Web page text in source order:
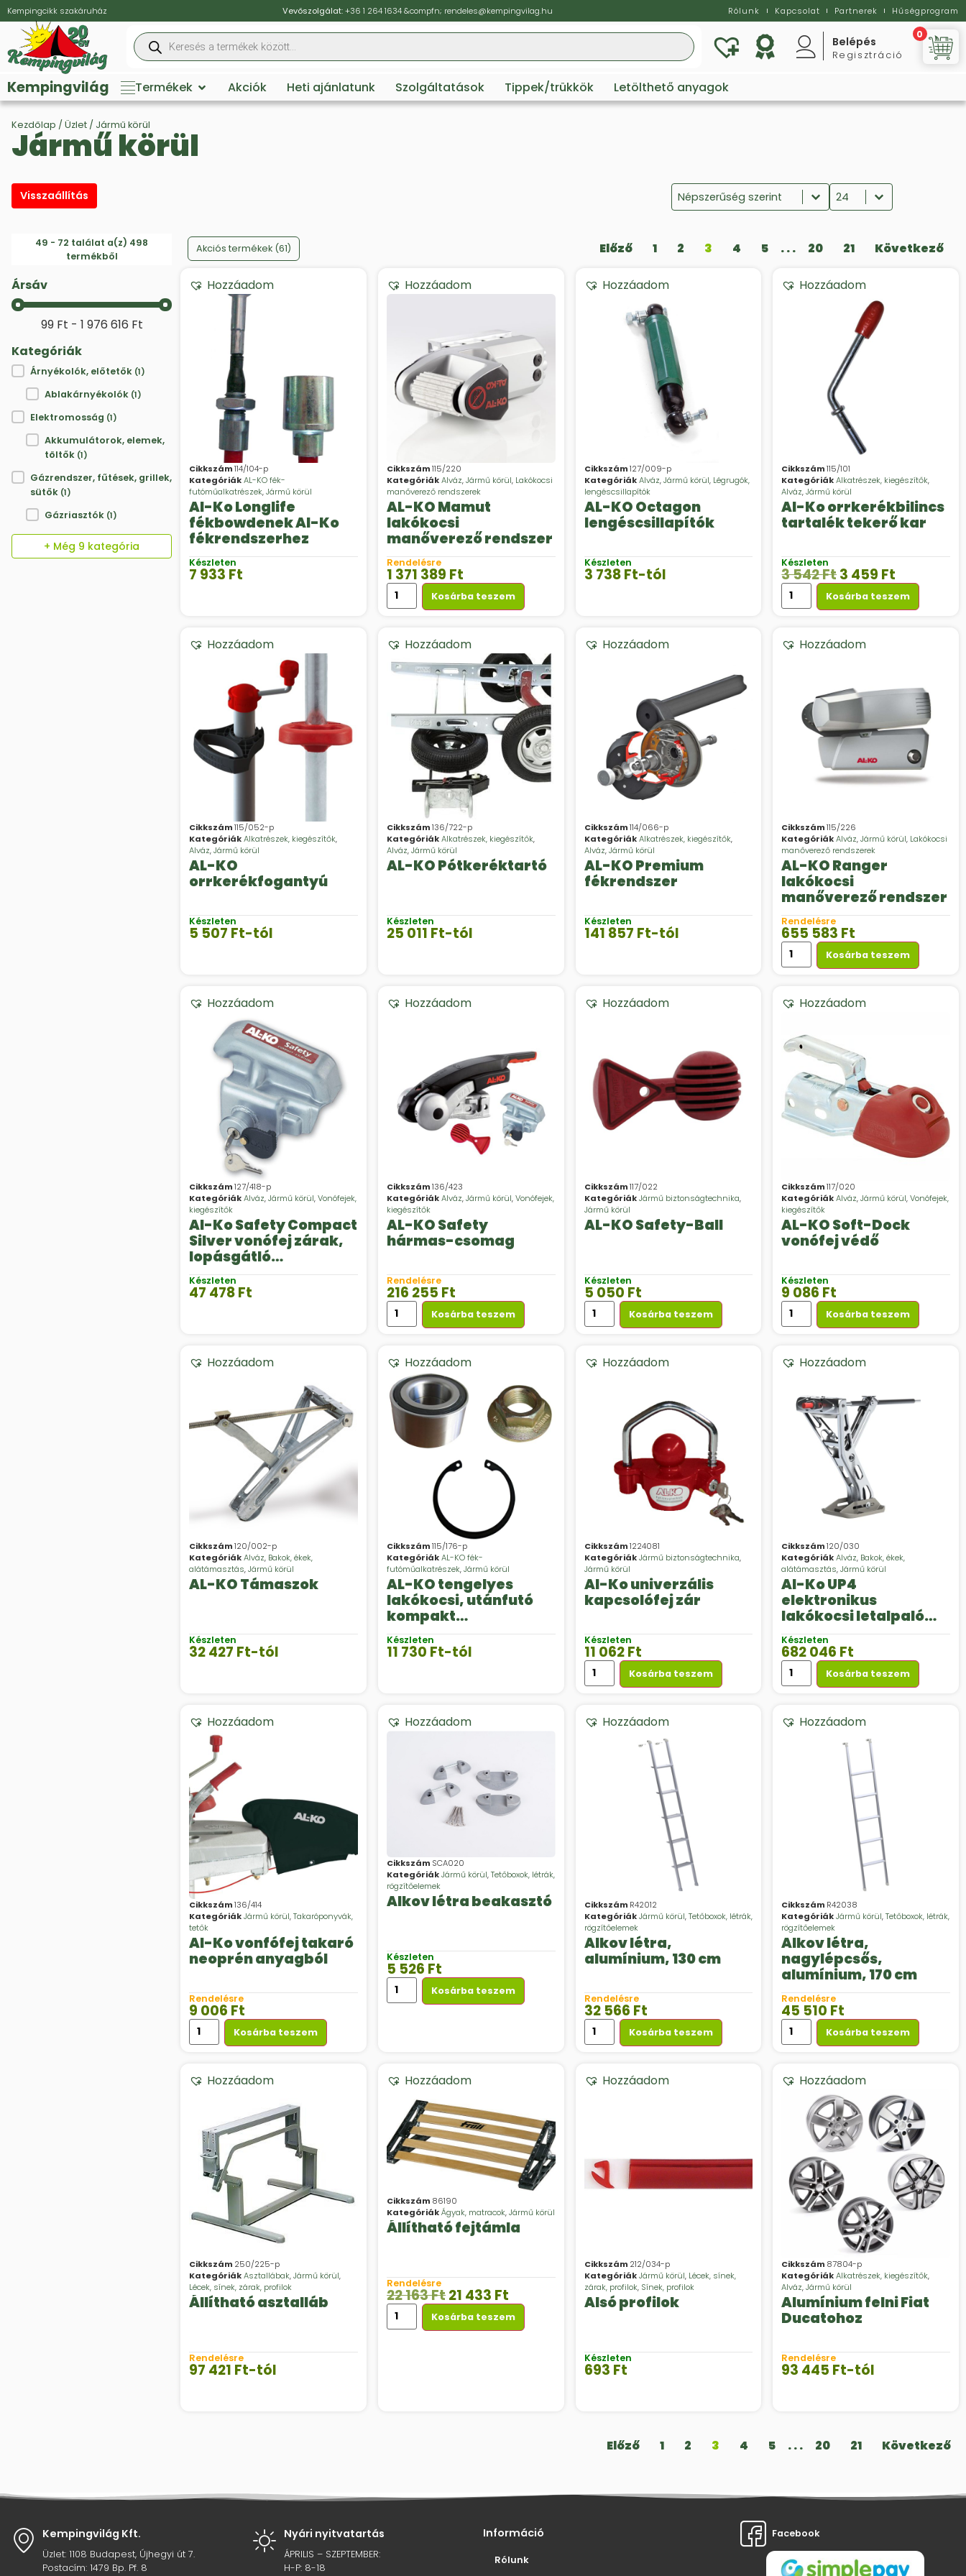
Kempingcikk szakáruház Vevőszolgálat: +36 1 264 1634&compfn; rendeles@kempingvilag.hu Rólunk Kapcsolat Partnerek Hűségprogram
Belépés
Regisztráció
0
Kempingvilág Termékek Akciók Heti ajánlatunk Szolgáltatások Tippek/trükkök Letölthető anyagok
Kezdőlap / Üzlet / Jármű körül
Jármű körül
Visszaállítás Sort
Sort content
Népszerűség szerint
Sort content Select number per
24
Select number per page
49 - 72 találat a(z) 498
termékből
Ársáv
Ársáv
99 Ft - 1 976 616 Ft
Kategóriák
Kategóriák
Árnyékolók, előtetők (1)
Ablakárnyékolók (1)
Elektromosság (1)
Akkumulátorok, elemek,
töltők (1)
Gázrendszer, fűtések, grillek,
sütők (1)
Gázriasztók (1)
+ Még 9 kategória
Products on sale
Akciós termékek (61) Előző 1 2 3 4 5 . . . 20 21 Következő
Hozzáadom
Cikkszám114/104-p
Kategóriák AL-KO fék-
futóműalkatrészek,Jármű körül
Al-Ko Longlife
fékbowdenek Al-Ko
fékrendszerhez
Készleten
7 933 Ft
Hozzáadom
Cikkszám115/220
KategóriákAlváz,Jármű körül, Lakókocsi
manőverező rendszerek
AL-KO Mamut
lakókocsi
manőverező rendszer
Rendelésre
1 371 389 Ft
Kosárba teszem
Hozzáadom
Cikkszám127/009-p
Kategóriák Alváz,Jármű körül, Légrugók,
lengéscsillapítók
AL-KO Octagon
lengéscsillapítók
Készleten
3 738Ft-tól
Hozzáadom
Cikkszám115/101
Kategóriák Alkatrészek, kiegészítők,
Alváz,Jármű körül
Al-Ko orrkerékbilincs
tartalék tekerő kar
Készleten
3 542Ft3 459 Ft
Kosárba teszem
Hozzáadom
Cikkszám115/052-p
Kategóriák Alkatrészek, kiegészítők,
Alváz,Jármű körül
AL-KO
orrkerékfogantyú
Készleten
5 507 Ft-tól
Hozzáadom
Cikkszám136/722-p
KategóriákAlkatrészek, kiegészítők,
Alváz,Jármű körül
AL-KO Pótkeréktartó
Készleten
25 011 Ft-tól
Hozzáadom
Cikkszám114/066-p
Kategóriák Alkatrészek, kiegészítők,
Alváz,Jármű körül
AL-KO Premium
fékrendszer
Készleten
141 857 Ft-tól
Hozzáadom
Cikkszám115/226
Kategóriák Alváz,Jármű körül, Lakókocsi
manőverező rendszerek
AL-KO Ranger
lakókocsi
manőverező rendszer
Rendelésre
655 583 Ft
Kosárba teszem
Hozzáadom
Cikkszám127/418-p
Kategóriák Alváz,Jármű körül,Vonófejek,
kiegészítők
Al-Ko Safety Compact
Silver vonófej zárak,
lopásgátló
rendszerek
Készleten
47 478Ft
Hozzáadom
Cikkszám136/423
KategóriákAlváz,Jármű körül,Vonófejek,
kiegészítők
AL-KO Safety
hármas-csomag
Rendelésre
216 255 Ft
Kosárba teszem
Hozzáadom
Cikkszám117/022
Kategóriák Jármű biztonságtechnika,
Jármű körül
AL-KO Safety-Ball
Készleten
5 050 Ft
Kosárba teszem
Hozzáadom
Cikkszám117/020
Kategóriák Alváz,Jármű körül,Vonófejek,
kiegészítők
AL-KO Soft-Dock
vonófej védő
Készleten
9 086 Ft
Kosárba teszem
Hozzáadom
Cikkszám120/002-p
Kategóriák Alváz, Bakok, ékek,
alátámasztás,Jármű körül
AL-KO Támaszok
Készleten
32 427 Ft-tól
Hozzáadom
Cikkszám115/176-p
KategóriákAL-KO fék-
futóműalkatrészek,Jármű körül
AL-KO tengelyes
lakókocsi, utánfutó
kompakt
kerékagycsapágy-
készlete
Készleten
11 730 Ft-tól
Hozzáadom
Cikkszám1224081
Kategóriák Jármű biztonságtechnika,
Jármű körül
Al-Ko univerzális
kapcsolófej zár
Készleten
11 062Ft
Kosárba teszem
Hozzáadom
Cikkszám120/030
Kategóriák Alváz, Bakok, ékek,
alátámasztás,Jármű körül
Al-Ko UP4
elektronikus
lakókocsi letalpaló
készlet
Készleten
682 046 Ft
Kosárba teszem
Hozzáadom
Cikkszám136/414
Kategóriák Jármű körül,Takaróponyvák,
tetők
Al-Ko vonfófej takaró
neoprén anyagból
Rendelésre
9 006 Ft
Kosárba teszem
Hozzáadom
Cikkszám SCA020
KategóriákJármű körül,Tetőboxok, létrák,
rögzítőelemek
Alkov létra beakasztó
Készleten
5 526 Ft
Kosárba teszem
Hozzáadom
Cikkszám R42012
Kategóriák Jármű körül,Tetőboxok, létrák,
rögzítőelemek
Alkov létra,
alumínium, 130 cm
Rendelésre
32 566 Ft
Kosárba teszem
Hozzáadom
Cikkszám R42038
Kategóriák Jármű körül,Tetőboxok, létrák,
rögzítőelemek
Alkov létra,
nagylépcsős,
alumínium, 170 cm
Rendelésre
45 510 Ft
Kosárba teszem
Hozzáadom
Cikkszám 250/225-p
Kategóriák Asztallábak,Jármű körül,
Lécek, sínek, zárak, profilok
Állítható asztalláb
Rendelésre
97 421 Ft-tól
Hozzáadom
Cikkszám 86190
KategóriákÁgyak, matracok,Jármű körül
Állítható fejtámla
Rendelésre
22 163Ft21 433 Ft
Kosárba teszem
Hozzáadom
Cikkszám 212/034-p
Kategóriák Jármű körül, Lécek, sínek,
zárak, profilok, Sínek, profilok
Alsó profilok
Készleten
693 Ft
Hozzáadom
Cikkszám 87804-p
Kategóriák Alkatrészek, kiegészítők,
Alváz,Jármű körül
Alumínium felni Fiat
Ducatohoz
Rendelésre
93 445 Ft-tól
Előző 1 2 3 4 5 . . . 20 21 Következő
Kempingvilág Kft.
Üzlet: 1108 Budapest, Újhegyi út 7.
Postacím: 1479 Bp. Pf. 8
Nyári nyitvatartás
ÁPRILIS – SZEPTEMBER:
H-P: 8-18
Információ
Rólunk
Facebook